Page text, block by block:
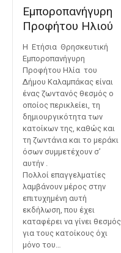
Εμποροπανήγυρη
Προφήτου Ηλιού
Η Ετήσια Θρησκευτική
Εμποροπανήγυρη
Προφήτου Ηλία του
Δήμου Καλαμπάκας είναι
ένας ζωντανός θεσμός ο
οποίος περικλείει, τη
δημιουργικότητα των
κατοίκων της, καθώς και
τη ζωντάνια και το μεράκι
όσων συμμετέχουν σ’
αυτήν .
Πολλοί επαγγελματίες
λαμβάνουν μέρος στην
επιτυχημένη αυτή
εκδήλωση, που έχει
καταφέρει να γίνει θεσμός
για τους κατοίκους όχι
μόνο του…